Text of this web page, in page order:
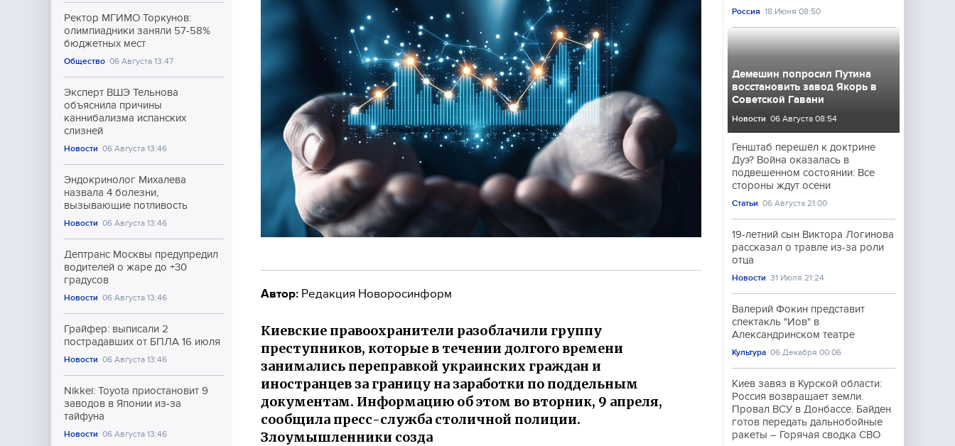
Ректор МГИМО Торкунов:
олимпиадники заняли 57-58%
бюджетных мест
Общество 06 Августа 13:47
Эксперт ВШЭ Тельнова
объяснила причины
каннибализма испанских
слизней
Новости 06 Августа 13:46
Эндокринолог Михалева
назвала 4 болезни,
вызывающие потливость
Новости 06 Августа 13:46
Дептранс Москвы предупредил
водителей о жаре до +30
градусов
Новости 06 Августа 13:46
Грайфер: выписали 2
пострадавших от БПЛА 16 июля
Новости 06 Августа 13:46
Nikkei: Toyota приостановит 9
заводов в Японии из-за
тайфуна
Новости 06 Августа 13:46
Автор: Редакция Новоросинформ
Киевские правоохранители разоблачили группу
преступников, которые в течении долгого времени
занимались переправкой украинских граждан и
иностранцев за границу на заработки по поддельным
документам. Информацию об этом во вторник, 9 апреля,
сообщила пресс-служба столичной полиции.
Злоумышленники созда
Россия 18 Июня 08:50
Демешин попросил Путина
восстановить завод Якорь в
Советской Гавани
Новости 06 Августа 08:54
Генштаб перешёл к доктрине
Дуэ? Война оказалась в
подвешенном состоянии: Все
стороны ждут осени
Статьи 06 Августа 21:00
19-летний сын Виктора Логинова
рассказал о травле из-за роли
отца
Новости 31 Июля 21:24
Валерий Фокин представит
спектакль "Иов" в
Александринском театре
Культура 06 Декабря 00:06
Киев завяз в Курской области:
Россия возвращает земли.
Провал ВСУ в Донбассе. Байден
готов передать дальнобойные
ракеты – Горячая сводка СВО